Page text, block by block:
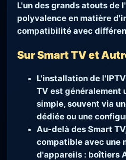
L'un des grands atouts de
polyvalence en matière
compatibilité avec
Sur Smart TV et
L'installation de
TV est généralement
simple, souvent via
dédiée ou une
Au-delà des Smart
compatible avec une
d'appareils : boîtiers